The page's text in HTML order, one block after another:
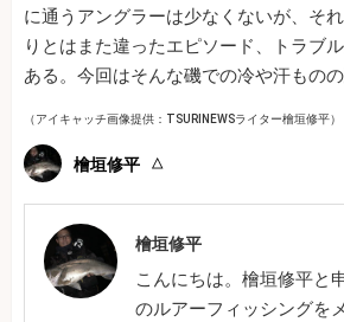
に通うアングラーは少なくないが、そ
りとはまた違ったエピソード、トラブ
ある。今回はそんな磯での冷や汗ものの
（アイキャッチ画像提供：TSURINEWSライター檜垣修平）
檜垣修平
檜垣修平
こんにちは。檜垣修平と
のルアーフィッシングを